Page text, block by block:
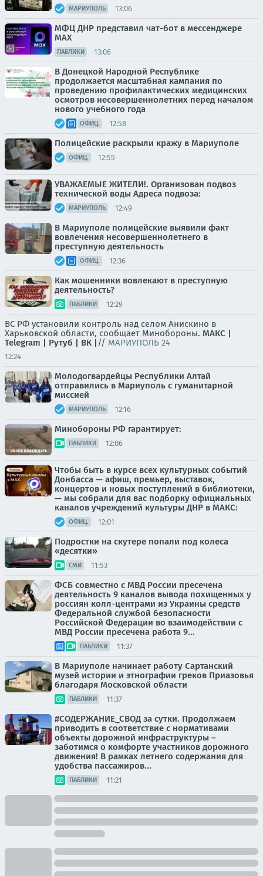
МАРИУПОЛЬ 13:06
МФЦ ДНР представил чат-бот в мессенджере
MAX
ПАБЛИКИ 13:06
В Донецкой Народной Республике
продолжается масштабная кампания по
проведению профилактических медицинских
осмотров несовершеннолетних перед началом
нового учебного года
ОФИЦ. 12:58
Полицейские раскрыли кражу в Мариуполе
ОФИЦ. 12:55
УВАЖАЕМЫЕ ЖИТЕЛИ!. Организован подвоз
технической воды Адреса подвоза:
МАРИУПОЛЬ 12:49
В Мариуполе полицейские выявили факт
вовлечения несовершеннолетнего в
преступную деятельность
ОФИЦ. 12:36
Как мошенники вовлекают в преступную
деятельность?
ПАБЛИКИ 12:29
ВС РФ установили контроль над селом Анискино в
Харьковской области, сообщает Минобороны. МАКС |
Telegram | Рутуб | ВК | // МАРИУПОЛЬ 24
12:24
Молодогвардейцы Республики Алтай
отправились в Мариуполь с гуманитарной
миссией
МАРИУПОЛЬ 12:16
Минобороны РФ гарантирует:
ПАБЛИКИ 12:06
Чтобы быть в курсе всех культурных событий
Донбасса — афиш, премьер, выставок,
концертов и новых поступлений в библиотеки,
— мы собрали для вас подборку официальных
каналов учреждений культуры ДНР в МАКС:
ОФИЦ. 12:01
Подростки на скутере попали под колеса
«десятки»
СМИ 11:53
ФСБ совместно с МВД России пресечена
деятельность 9 каналов вывода похищенных у
россиян колл-центрами из Украины средств
Федеральной службой безопасности
Российской Федерации во взаимодействии с
МВД России пресечена работа 9...
ПАБЛИКИ 11:37
В Мариуполе начинает работу Сартанский
музей истории и этнографии греков Приазовья
благодаря Московской области
ПАБЛИКИ 11:37
#СОДЕРЖАНИЕ_СВОД за сутки. Продолжаем
приводить в соответствие с нормативами
объекты дорожной инфраструктуры –
заботимся о комфорте участников дорожного
движения! В рамках летнего содержания для
удобства пассажиров...
ПАБЛИКИ 11:21